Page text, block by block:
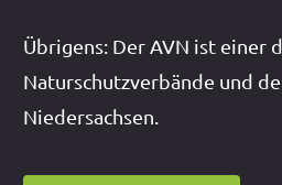
Übrigens: Der AVN ist einer
Naturschutzverbände und
Niedersachsen.